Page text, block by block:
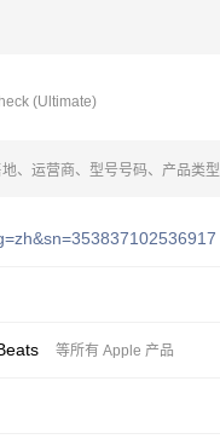
(Ultimate)
、运营商、型号号码、产品类型
等所有 Apple 产品